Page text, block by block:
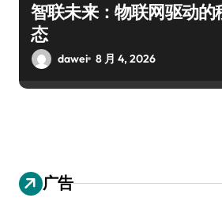
智联未来：物联网驱动的
态
dawei 8 月 4, 2026
广告